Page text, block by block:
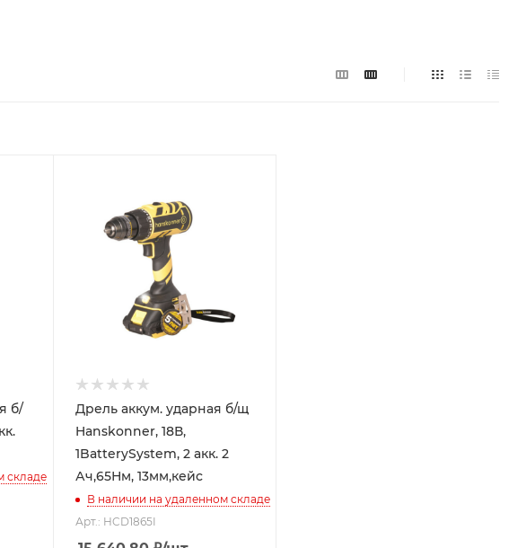
б/
складе
Дрель аккум. ударная б/щ
Hanskonner, 18В,
1BatterySystem, 2 акк. 2
Ач,65Нм, 13мм,кейс
В наличии на удаленном складе
Арт.: HCD1865I